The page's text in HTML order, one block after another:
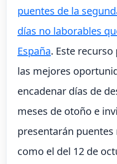
puentes de la
días no laborables
España. Este
las mejores
encadenar días de
meses de otoño e
presentarán puentes
como el del 12 de